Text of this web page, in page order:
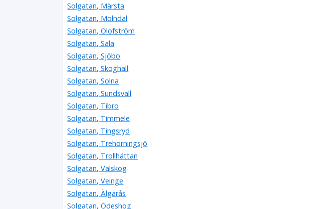
Solgatan, Märsta
Solgatan, Mölndal
Solgatan, Olofström
Solgatan, Sala
Solgatan, Sjöbo
Solgatan, Skoghall
Solgatan, Solna
Solgatan, Sundsvall
Solgatan, Tibro
Solgatan, Timmele
Solgatan, Tingsryd
Solgatan, Trehörningsjö
Solgatan, Trollhättan
Solgatan, Valskog
Solgatan, Veinge
Solgatan, Älgarås
Solgatan, Ödeshög